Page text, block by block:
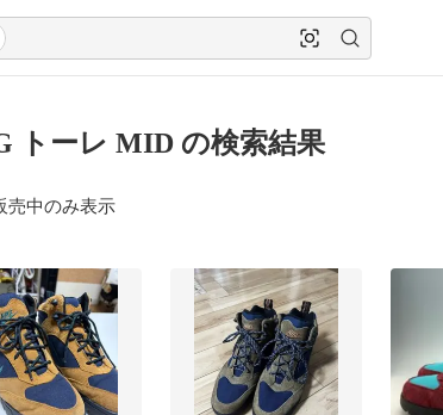
トーレ MID の検索結果
売中のみ表示